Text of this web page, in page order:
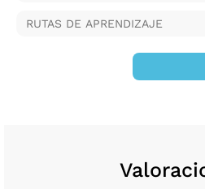
RUTAS DE APRENDIZAJE